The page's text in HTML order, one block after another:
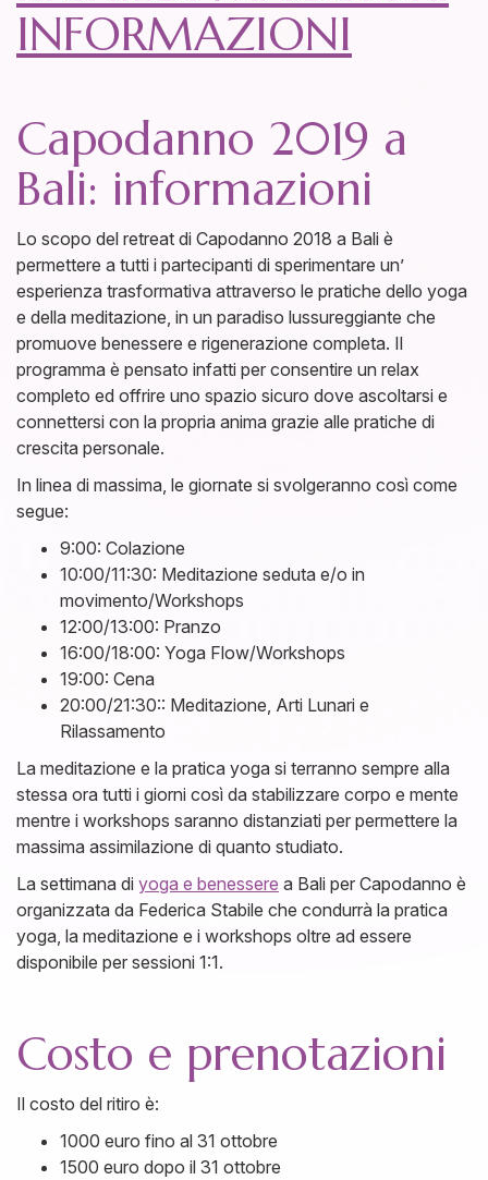
INFORMAZIONI
Capodanno 2019 a
Bali: informazioni
Lo scopo del retreat di Capodanno 2018 a Bali è
permettere a tutti i partecipanti di sperimentare un’
esperienza trasformativa attraverso le pratiche dello yoga
e della meditazione, in un paradiso lussureggiante che
promuove benessere e rigenerazione completa. Il
programma è pensato infatti per consentire un relax
completo ed offrire uno spazio sicuro dove ascoltarsi e
connettersi con la propria anima grazie alle pratiche di
crescita personale.
In linea di massima, le giornate si svolgeranno così come
segue:
9:00: Colazione
10:00/11:30: Meditazione seduta e/o in
movimento/Workshops
12:00/13:00: Pranzo
16:00/18:00: Yoga Flow/Workshops
19:00: Cena
20:00/21:30:: Meditazione, Arti Lunari e
Rilassamento
La meditazione e la pratica yoga si terranno sempre alla
stessa ora tutti i giorni così da stabilizzare corpo e mente
mentre i workshops saranno distanziati per permettere la
massima assimilazione di quanto studiato.
La settimana di yoga e benessere a Bali per Capodanno è
organizzata da Federica Stabile che condurrà la pratica
yoga, la meditazione e i workshops oltre ad essere
disponibile per sessioni 1:1.
Costo e prenotazioni
Il costo del ritiro è:
1000 euro fino al 31 ottobre
1500 euro dopo il 31 ottobre